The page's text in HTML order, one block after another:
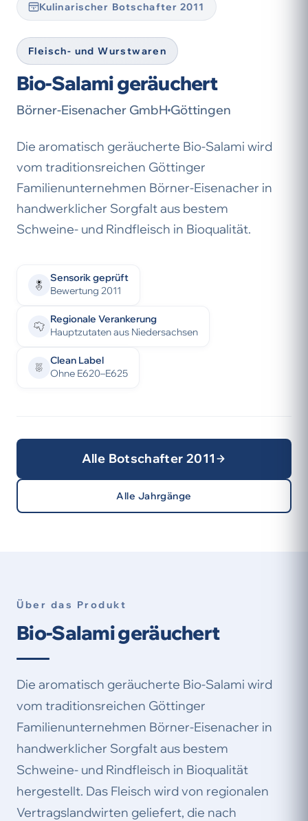
Kulinarischer Botschafter 2011
Fleisch- und Wurstwaren
Bio-Salami geräuchert
Börner-Eisenacher GmbH Göttingen
Die aromatisch geräucherte Bio-Salami wird
vom traditionsreichen Göttinger
Familienunternehmen Börner-Eisenacher in
handwerklicher Sorgfalt aus bestem
Schweine- und Rindfleisch in Bioqualität.
Sensorik geprüft
Bewertung 2011
Regionale Verankerung
Hauptzutaten aus Niedersachsen
Clean Label
Ohne E620–E625
Alle Botschafter 2011
Alle Jahrgänge
Über das Produkt
Bio-Salami geräuchert
Die aromatisch geräucherte Bio-Salami wird
vom traditionsreichen Göttinger
Familienunternehmen Börner-Eisenacher in
handwerklicher Sorgfalt aus bestem
Schweine- und Rindfleisch in Bioqualität
hergestellt. Das Fleisch wird von regionalen
Vertragslandwirten geliefert, die nach